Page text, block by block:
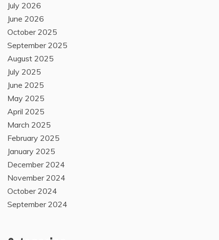
July 2026
June 2026
October 2025
September 2025
August 2025
July 2025
June 2025
May 2025
April 2025
March 2025
February 2025
January 2025
December 2024
November 2024
October 2024
September 2024